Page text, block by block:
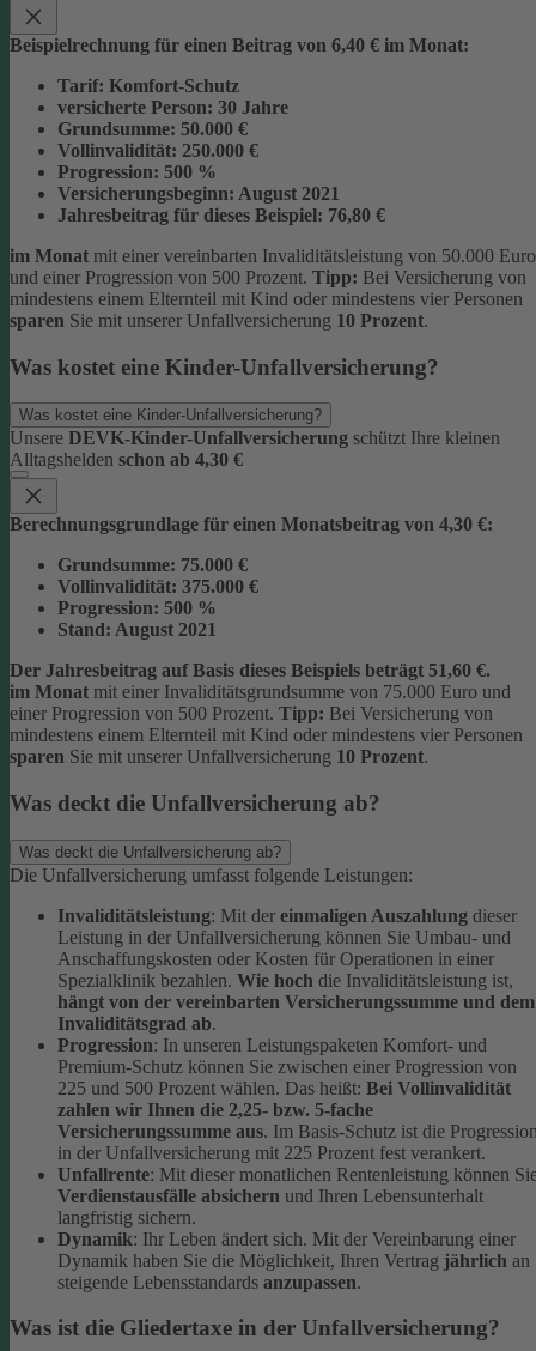
Beispielrechnung für einen Beitrag von 6,40 € im Monat:
Tarif: Komfort-Schutz
versicherte Person: 30 Jahre
Grundsumme: 50.000 €
Vollinvalidität: 250.000 €
Progression: 500 %
Versicherungsbeginn: August 2021
Jahresbeitrag für dieses Beispiel: 76,80 €
im Monat mit einer vereinbarten Invaliditätsleistung von 50.000 Euro
und einer Progression von 500 Prozent. Tipp: Bei Versicherung von
mindestens einem Elternteil mit Kind oder mindestens vier Personen
sparen Sie mit unserer Unfallversicherung 10 Prozent.
Was kostet eine Kinder-Unfallversicherung?
Was kostet eine Kinder-Unfallversicherung?
Unsere DEVK-Kinder-Unfallversicherung schützt Ihre kleinen
Alltagshelden schon ab 4,30 €
Berechnungsgrundlage für einen Monatsbeitrag von 4,30 €:
Grundsumme: 75.000 €
Vollinvalidität: 375.000 €
Progression: 500 %
Stand: August 2021
Der Jahresbeitrag auf Basis dieses Beispiels beträgt 51,60 €.
im Monat mit einer Invaliditätsgrundsumme von 75.000 Euro und
einer Progression von 500 Prozent. Tipp: Bei Versicherung von
mindestens einem Elternteil mit Kind oder mindestens vier Personen
sparen Sie mit unserer Unfallversicherung 10 Prozent.
Was deckt die Unfallversicherung ab?
Was deckt die Unfallversicherung ab?
Die Unfallversicherung umfasst folgende Leistungen:
Invaliditätsleistung: Mit der einmaligen Auszahlung dieser
Leistung in der Unfallversicherung können Sie Umbau- und
Anschaffungskosten oder Kosten für Operationen in einer
Spezialklinik bezahlen. Wie hoch die Invaliditätsleistung ist,
hängt von der vereinbarten Versicherungssumme und dem
Invaliditätsgrad ab.
Progression: In unseren Leistungspaketen Komfort- und
Premium-Schutz können Sie zwischen einer Progression von
225 und 500 Prozent wählen. Das heißt: Bei Vollinvalidität
zahlen wir Ihnen die 2,25- bzw. 5-fache
Versicherungssumme aus. Im Basis-Schutz ist die
in der Unfallversicherung mit 225 Prozent fest verankert.
Unfallrente: Mit dieser monatlichen Rentenleistung können
Verdienstausfälle absichern und Ihren Lebensunterhalt
langfristig sichern.
Dynamik: Ihr Leben ändert sich. Mit der Vereinbarung einer
Dynamik haben Sie die Möglichkeit, Ihren Vertrag jährlich an
steigende Lebensstandards anzupassen.
Was ist die Gliedertaxe in der Unfallversicherung?